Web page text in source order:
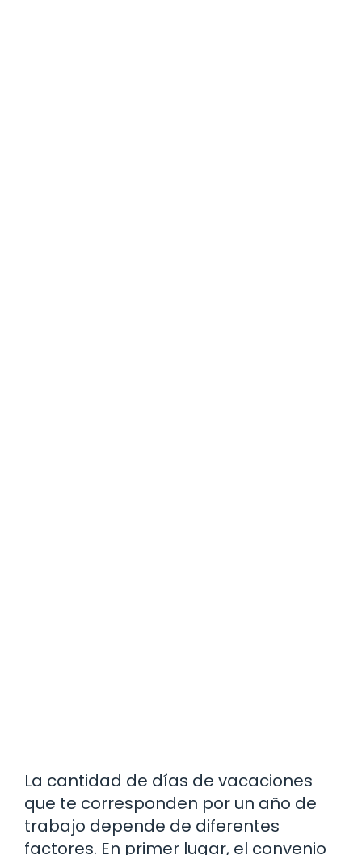
La cantidad de días de vacaciones
que te corresponden por un año de
trabajo depende de diferentes
factores. En primer lugar, el convenio